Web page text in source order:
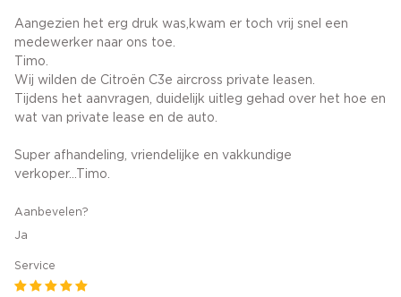
Aangezien het erg druk was,kwam er toch vrij snel een
medewerker naar ons toe.
Timo.
Wij wilden de Citroën C3e aircross private leasen.
Tijdens het aanvragen, duidelijk uitleg gehad over het hoe en
wat van private lease en de auto.
Super afhandeling, vriendelijke en vakkundige
verkoper...Timo.
Aanbevelen?
Ja
Service